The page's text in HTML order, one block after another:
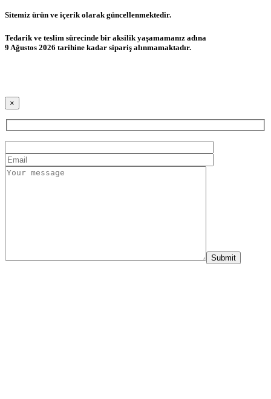
Sitemiz ürün ve içerik olarak güncellenmektedir.
Tedarik ve teslim sürecinde bir aksilik yaşamamanız adına
9 Ağustos 2026 tarihine kadar sipariş alınmamaktadır.
×